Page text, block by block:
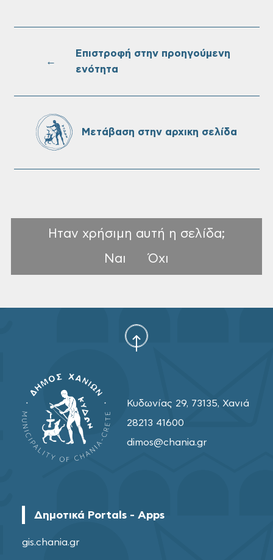
Επαναλειτουργία του συστήματος
Ονουφρίου
Πίνακες Κατάταξης & Βαθμολογίας,
Δήμου Χανίων
←
Επιστροφή στην προηγούμενη
ενότητα
Μετάβαση στην αρχικη σελίδα
Ηταν χρήσιμη αυτή η σελίδα;
Ναι
Όχι
Κυδωνίας 29, 73135, Χανιά
28213 41600
dimos@chania.gr
Δημοτικά Portals - Apps
gis.chania.gr